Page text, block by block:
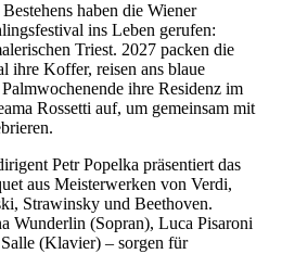
haben die Wiener
ins Leben gerufen:
Triest. 2027 packen die
Koffer, reisen ans blaue
ihre Residenz im
Rossetti auf, um gemeinsam mit
Petr Popelka präsentiert das
aus Meisterwerken von Verdi,
Strawinsky und Beethoven.
Wunderlin (Sopran), Luca Pisaroni
(Klavier) – sorgen für